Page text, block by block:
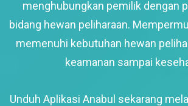
menghubungkan pemilik dengan
bidang hewan peliharaan.
memenuhi kebutuhan hewan
keamanan sampai
Unduh Aplikasi Anabul sekarang